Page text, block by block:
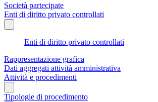
Società partecipate
Enti di diritto privato controllati
Enti di diritto privato controllati
Rappresentazione grafica
Dati aggregati attività amministrativa
Attività e procedimenti
Tipologie di procedimento